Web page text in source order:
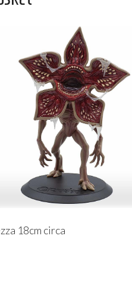
18cm circa